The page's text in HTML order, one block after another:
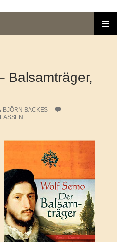
Balsamträger,
BJÖRN BACKES